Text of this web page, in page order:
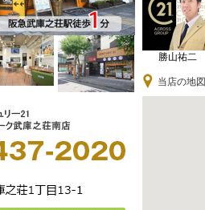
勝山祐二
当店の地図